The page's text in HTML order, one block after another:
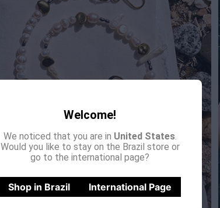
Welcome!
We noticed that you are in United States.
Would you like to stay on the Brazil store or
go to the international page?
Shop in Brazil International Page